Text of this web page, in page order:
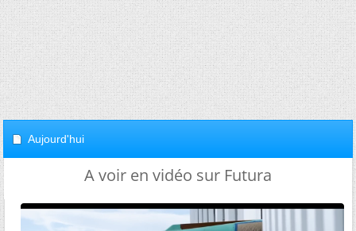
Aujourd'hui
A voir en vidéo sur Futura